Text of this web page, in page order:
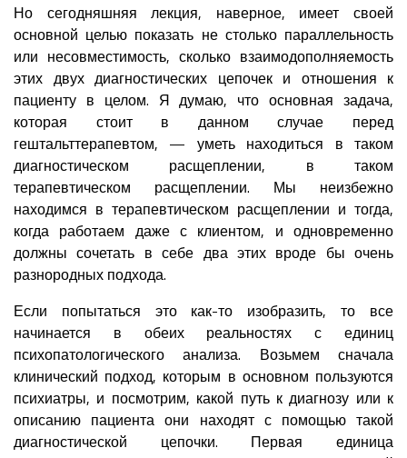
Но сегодняшняя лекция, наверное, имеет своей
основной целью показать не столько параллельность
или несовместимость, сколько взаимодополняемость
этих двух диагностических цепочек и отношения к
пациенту в целом. Я думаю, что основная задача,
которая стоит в данном случае перед
гештальттерапевтом, — уметь находиться в таком
диагностическом расщеплении, в таком
терапевтическом расщеплении. Мы неизбежно
находимся в терапевтическом расщеплении и тогда,
когда работаем даже с клиентом, и одновременно
должны сочетать в себе два этих вроде бы очень
разнородных подхода.
Если попытаться это как-то изобразить, то все
начинается в обеих реальностях с единиц
психопатологического анализа. Возьмем сначала
клинический подход, которым в основном пользуются
психиатры, и посмотрим, какой путь к диагнозу или к
описанию пациента они находят с помощью такой
диагностической цепочки. Первая единица